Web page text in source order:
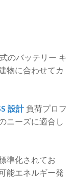
のバッテリー キ
物に合わせてカ
設計負荷プロフ
ニーズに適合し
準化されてお
能エネルギー発